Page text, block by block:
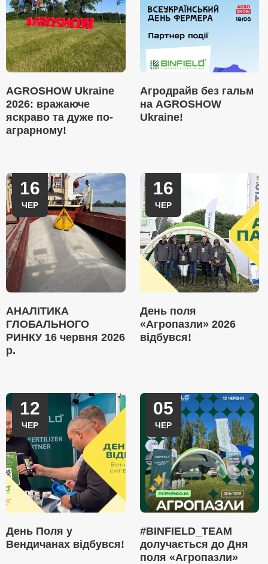
AGROSHOW Ukraine
2026: вражаюче
яскраво та дуже по-
аграрному!
Агродрайв без гальм
на AGROSHOW
Ukraine!
16
ЧЕР
АНАЛІТИКА
ГЛОБАЛЬНОГО
РИНКУ 16 червня 2026
р.
16
ЧЕР
День поля
«Агропазли» 2026
відбувся!
12
ЧЕР
День Поля у
Вендичанах відбувся!
05
ЧЕР
#BINFIELD_TEAM
долучається до Дня
поля «Агропазли»